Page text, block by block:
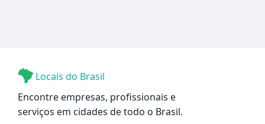
Locais do Brasil
Encontre empresas, profissionais e
serviços em cidades de todo o Brasil.